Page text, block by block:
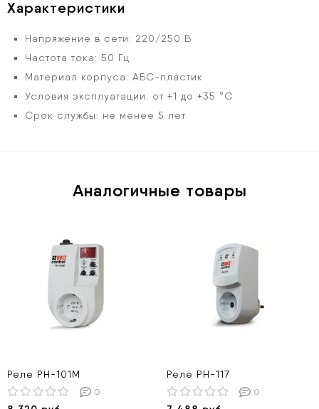
Характеристики
Напряжение в сети: 220/250 В
Частота тока: 50 Гц
Материал корпуса: АБС-пластик
Условия эксплуатации: от +1 до +35 °С
Срок службы: не менее 5 лет
Аналогичные товары
Реле РН-101М
0
Реле РН-117
0